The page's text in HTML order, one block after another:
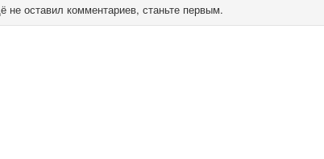
не оставил комментариев, станьте первым.